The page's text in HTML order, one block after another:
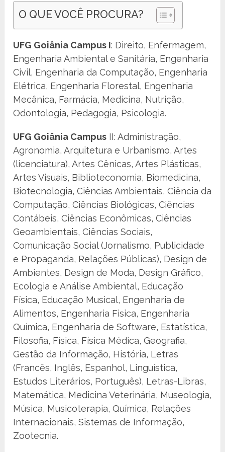
O QUE VOCÊ PROCURA?
UFG Goiânia Campus I: Direito, Enfermagem,
Engenharia Ambiental e Sanitária, Engenharia
Civil, Engenharia da Computação, Engenharia
Elétrica, Engenharia Florestal, Engenharia
Mecânica, Farmácia, Medicina, Nutrição,
Odontologia, Pedagogia, Psicologia.
UFG Goiânia Campus II: Administração,
Agronomia, Arquitetura e Urbanismo, Artes
(licenciatura), Artes Cênicas, Artes Plásticas,
Artes Visuais, Biblioteconomia, Biomedicina,
Biotecnologia, Ciências Ambientais, Ciência da
Computação, Ciências Biológicas, Ciências
Contábeis, Ciências Econômicas, Ciências
Geoambientais, Ciências Sociais,
Comunicação Social (Jornalismo, Publicidade
e Propaganda, Relações Públicas), Design de
Ambientes, Design de Moda, Design Gráfico,
Ecologia e Análise Ambiental, Educação
Física, Educação Musical, Engenharia de
Alimentos, Engenharia Fisica, Engenharia
Química, Engenharia de Software, Estatística,
Filosofia, Física, Física Médica, Geografia,
Gestão da Informação, História, Letras
(Francês, Inglês, Espanhol, Linguística,
Estudos Literários, Português), Letras-Libras,
Matemática, Medicina Veterinária, Museologia,
Música, Musicoterapia, Química, Relações
Internacionais, Sistemas de Informação,
Zootecnia.